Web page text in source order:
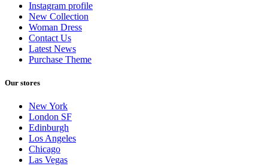
Instagram profile
New Collection
Woman Dress
Contact Us
Latest News
Purchase Theme
Our stores
New York
London SF
Edinburgh
Los Angeles
Chicago
Las Vegas